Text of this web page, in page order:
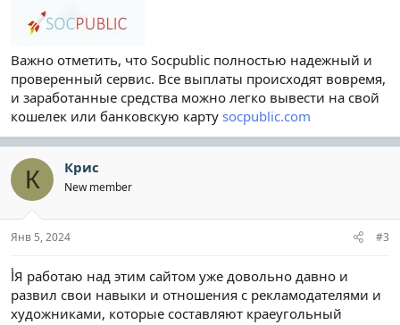
Важно отметить, что Socpublic полностью надежный и
проверенный сервис. Все выплаты происходят вовремя,
и заработанные средства можно легко вывести на свой
кошелек или банковскую карту socpublic.com
К Крис
New member
Янв 5, 2024 #3
أЯ работаю над этим сайтом уже довольно давно и
развил свои навыки и отношения с рекламодателями и
художниками, которые составляют краеугольный